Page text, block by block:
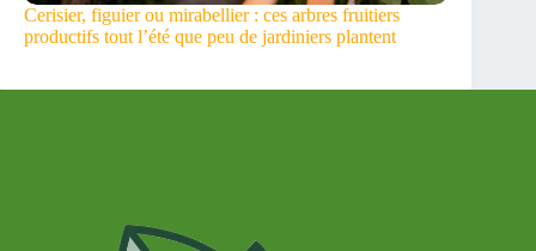
Cerisier, figuier ou mirabellier : ces arbres fruitiers
productifs tout l’été que peu de jardiniers plantent